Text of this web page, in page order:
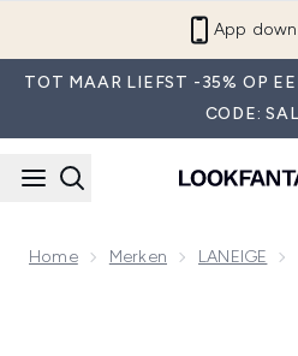
App
TOT MAAR LIEFST -35% OP
CODE:
Home Merken LANEIGE